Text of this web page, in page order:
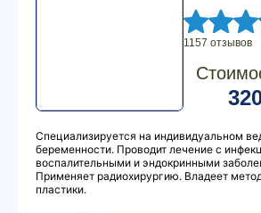
1157 отзывов
Специализируется на индивидуальном
беременности. Проводит лечение с
воспалительными и эндокринными
Применяет радиохирургию. Владеет
пластики.